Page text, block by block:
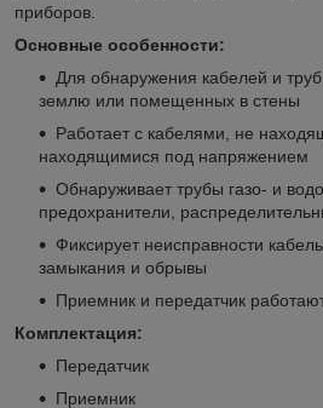
приборов.
Основные особенности:
Для обнаружения кабелей и
землю или помещенных в стены
Работает с кабелями, не
находящимися под напряжением
Обнаруживает трубы газо- и
предохранители,
Фиксирует неисправности
замыкания и обрывы
Приемник и передатчик
Комплектация:
Передатчик
Приемник